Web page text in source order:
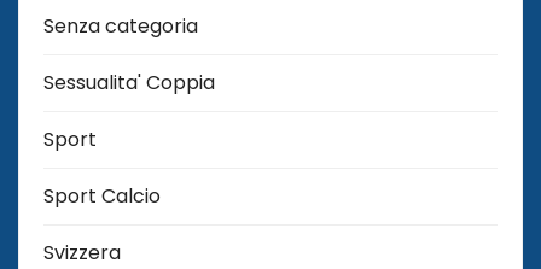
Senza categoria
Sessualita' Coppia
Sport
Sport Calcio
Svizzera